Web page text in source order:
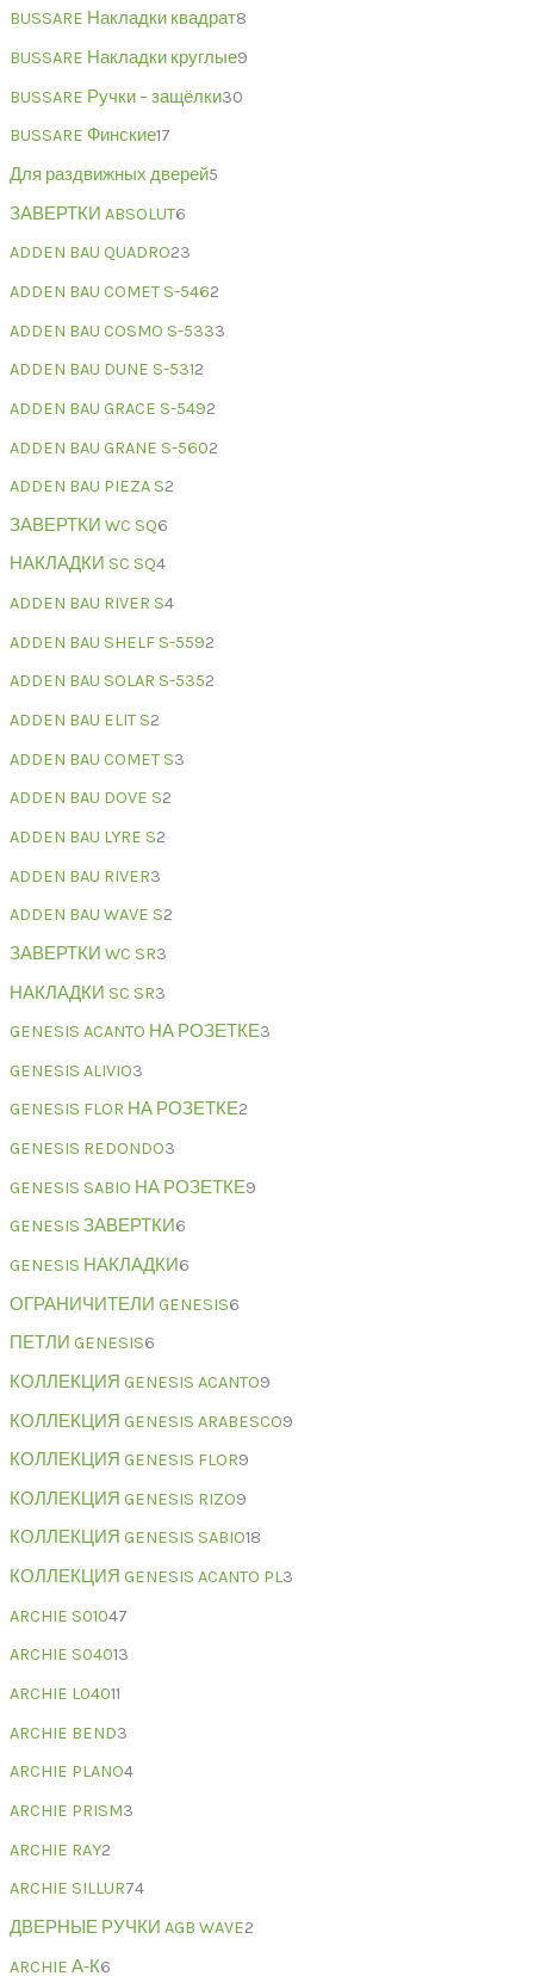
BUSSARE Накладки квадрат8
BUSSARE Накладки круглые9
BUSSARE Ручки – защёлки30
BUSSARE Финские17
Для раздвижных дверей5
ЗАВЕРТКИ ABSOLUT6
ADDEN BAU QUADRO23
ADDEN BAU COMET S-5462
ADDEN BAU COSMO S-5333
ADDEN BAU DUNE S-5312
ADDEN BAU GRACE S-5492
ADDEN BAU GRANE S-5602
ADDEN BAU PIEZA S2
ЗАВЕРТКИ WC SQ6
НАКЛАДКИ SC SQ4
ADDEN BAU RIVER S4
ADDEN BAU SHELF S-5592
ADDEN BAU SOLAR S-5352
ADDEN BAU ELIT S2
ADDEN BAU COMET S3
ADDEN BAU DOVE S2
ADDEN BAU LYRE S2
ADDEN BAU RIVER3
ADDEN BAU WAVE S2
ЗАВЕРТКИ WC SR3
НАКЛАДКИ SC SR3
GENESIS ACANTO НА РОЗЕТКЕ3
GENESIS ALIVIO3
GENESIS FLOR НА РОЗЕТКЕ2
GENESIS REDONDO3
GENESIS SABIO НА РОЗЕТКЕ9
GENESIS ЗАВЕРТКИ6
GENESIS НАКЛАДКИ6
ОГРАНИЧИТЕЛИ GENESIS6
ПЕТЛИ GENESIS6
КОЛЛЕКЦИЯ GENESIS ACANTO9
КОЛЛЕКЦИЯ GENESIS ARABESCO9
КОЛЛЕКЦИЯ GENESIS FLOR9
КОЛЛЕКЦИЯ GENESIS RIZO9
КОЛЛЕКЦИЯ GENESIS SABIO18
КОЛЛЕКЦИЯ GENESIS ACANTO PL3
ARCHIE S01047
ARCHIE S04013
ARCHIE L04011
ARCHIE BEND3
ARCHIE PLANO4
ARCHIE PRISM3
ARCHIE RAY2
ARCHIE SILLUR74
ДВЕРНЫЕ РУЧКИ AGB WAVE2
ARCHIE А-К6